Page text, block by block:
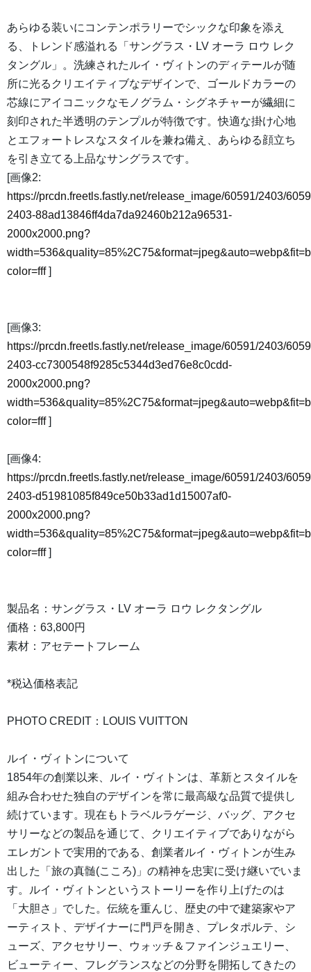
あらゆる装いにコンテンポラリーでシックな印象を添え
る、トレンド感溢れる「サングラス・LV オーラ ロウ レク
タングル」。洗練されたルイ・ヴィトンのディテールが随
所に光るクリエイティブなデザインで、ゴールドカラーの
芯線にアイコニックなモノグラム・シグネチャーが繊細に
刻印された半透明のテンプルが特徴です。快適な掛け心地
とエフォートレスなスタイルを兼ね備え、あらゆる顔立ち
を引き立てる上品なサングラスです。
[画像2:
https://prcdn.freetls.fastly.net/release_image/60591/2403/
2403-88ad13846ff4da7da92460b212a96531-
2000x2000.png?
color=fff]
[画像3:
https://prcdn.freetls.fastly.net/release_image/60591/2403/
2403-cc7300548f9285c5344d3ed76e8c0cdd-
2000x2000.png?
color=fff]
[画像4:
https://prcdn.freetls.fastly.net/release_image/60591/2403/
2403-d51981085f849ce50b33ad1d15007af0-
2000x2000.png?
color=fff]
製品名：サングラス・LV オーラ ロウ レクタングル
価格：63,800円
素材：アセテートフレーム
*税込価格表記
PHOTO CREDIT：LOUIS VUITTON
ルイ・ヴィトンについて
1854年の創業以来、ルイ・ヴィトンは、革新とスタイルを
組み合わせた独自のデザインを常に最高級な品質で提供し
続けています。現在もトラベルラゲージ、バッグ、アクセ
サリーなどの製品を通じて、クリエイティブでありながら
エレガントで実用的である、創業者ルイ・ヴィトンが生み
出した「旅の真髄(こころ)」の精神を忠実に受け継いでいま
す。ルイ・ヴィトンというストーリーを作り上げたのは
「大胆さ」でした。伝統を重んじ、歴史の中で建築家やア
ーティスト、デザイナーに門戸を開き、プレタポルテ、シ
ューズ、アクセサリー、ウォッチ＆ファインジュエリー、
ビューティー、フレグランスなどの分野を開拓してきたの